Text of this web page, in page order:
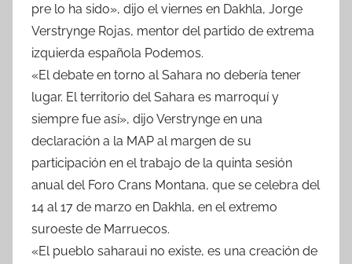
pre lo ha sido», dijo el viernes en Dakhla, Jorge
Verstrynge Rojas, mentor del partido de extrema
izquierda española Podemos.
«El debate en torno al Sahara no debería tener
lugar. El territorio del Sahara es marroquí y
siempre fue así», dijo Verstrynge en una
declaración a la MAP al margen de su
participación en el trabajo de la quinta sesión
anual del Foro Crans Montana, que se celebra del
14 al 17 de marzo en Dakhla, en el extremo
suroeste de Marruecos.
«El pueblo saharaui no existe, es una creación de